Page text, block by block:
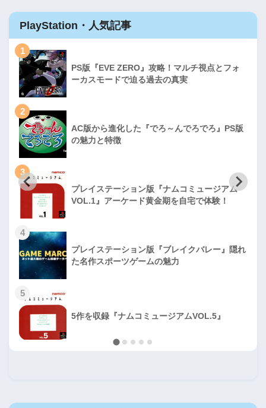
PlayStation・人気記事
1
PS版『EVE ZERO』攻略！マルチ視点とフォ
ーカスモードで迫る過去の真実
2
AC版から進化した『でろ～んでろでろ』PS版
の魅力と特徴
3
プレイステーション版『ナムコミュージアム
VOL.1』アーケード黄金期を自宅で体験！
4
プレイステーション版『ブレイクバレー』隠れ
た名作スポーツゲームの魅力
5
5作を収録『ナムコミュージアムVOL.5』